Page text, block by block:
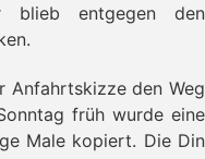
blieb entgegen den
Anfahrtskizze den Weg
früh wurde eine
Male kopiert. Die Din